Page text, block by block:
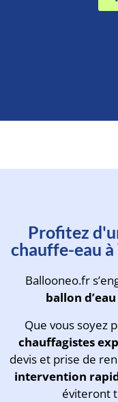
Prenez
Profitez
chauffe-eau
Ballooneo.fr
ballon
Que vous soyez
chauffagistes
devis et prise de
intervention
éviteront